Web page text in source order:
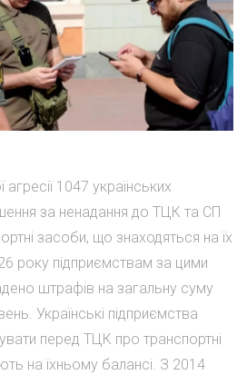
агресії 1047 українських
за ненадання до ТЦК та СП
засоби, що знаходяться на їх
року підприємствам за цими
штрафів на загальну суму
Українські підприємства
перед ТЦК про транспортні
на їхньому балансі. З 2014